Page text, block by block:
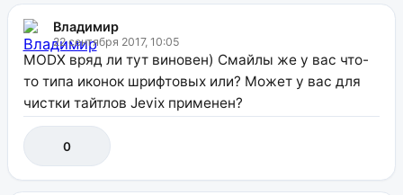
Владимир
22 сентября 2017, 10:05
MODX вряд ли тут виновен) Смайлы же у вас что-
то типа иконок шрифтовых или? Может у вас для
чистки тайтлов Jevix применен?
0